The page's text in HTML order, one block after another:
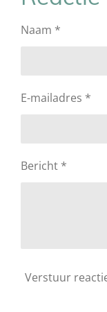
Naam *
E-mailadres *
Bericht *
Verstuur